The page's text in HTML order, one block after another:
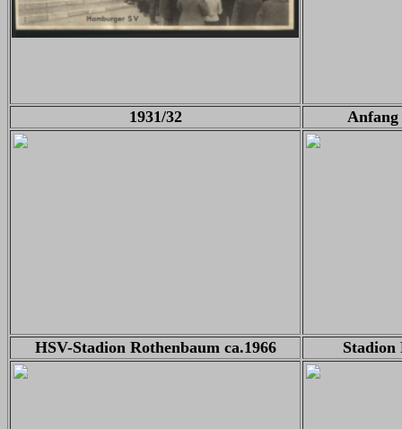
1931/32
HSV-Stadion Rothenbaum ca.1966 Stadion